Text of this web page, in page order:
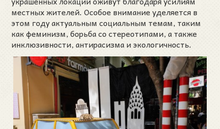
местных жителей. Особое внимание уделяется в
этом году актуальным социальным темам, таким
как феминизм, борьба со стереотипами, а также
инклюзивности, антирасизма и экологичность.